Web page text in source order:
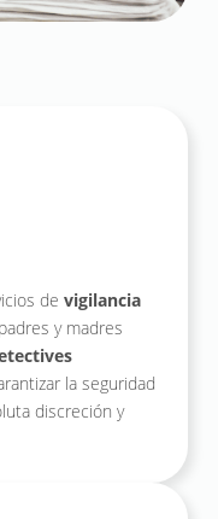
de vigilancia
y madres
la seguridad
discreción y